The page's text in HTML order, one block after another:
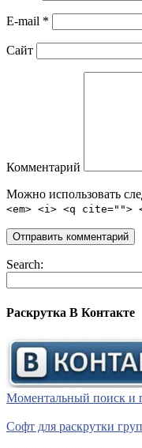
E-mail *
Сайт
Комментарий
Можно использовать
<em> <i> <q cite="">
Search:
Раскрутка В Контакте
Моментальный поиск и
Софт для раскрутки